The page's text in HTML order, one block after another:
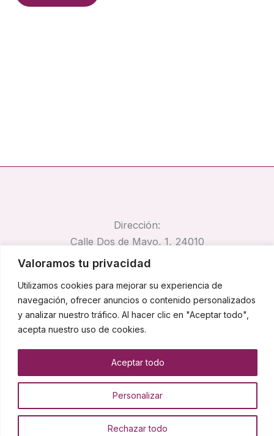
Valoramos tu privacidad
Utilizamos cookies para mejorar su experiencia de
navegación, ofrecer anuncios o contenido personalizados
y analizar nuestro tráfico. Al hacer clic en "Aceptar todo",
acepta nuestro uso de cookies.
Personalizar
Rechazar todo
Aceptar todo
Dirección:
Calle Dos de Mayo, 1, 24010
Trobajo del Camino, León
pirocar@pirocar.es
662 67 42 74
Copyright © 2026 Pirocar